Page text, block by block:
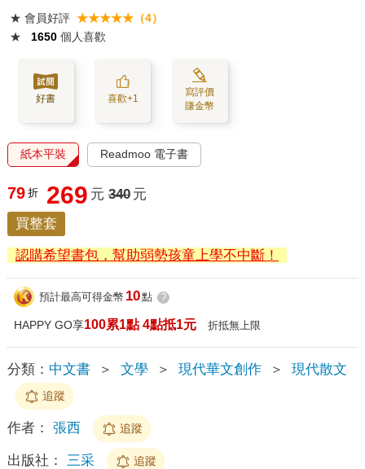
★ 會員好評 ★★★★★（4）
★
1650 個人喜歡
好書 喜歡+1
寫評價
賺金幣
紙本平裝 Readmoo 電子書
79 折 269 元 340 元
買整套
認購希望書包，幫助弱勢孩童上學不中斷！
預計最高可得金幣 10點 ?
HAPPY GO享100累1點 4點抵1元 折抵無上限
分類： 中文書 ＞ 文學 ＞ 現代華文創作 ＞ 現代散文
追蹤
作者： 張西 追蹤
出版社： 三采 追蹤